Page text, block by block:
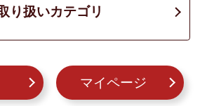
り扱いカテゴリ
マイページ